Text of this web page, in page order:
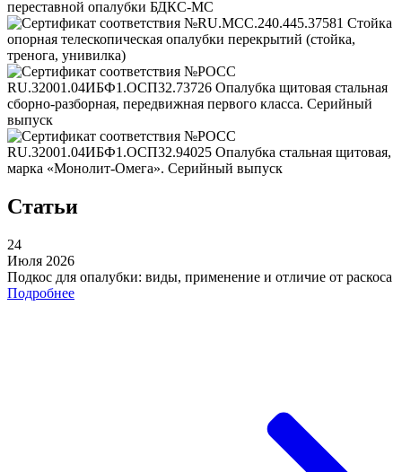
Статьи
24
Июля 2026
Подкос для опалубки: виды, применение и отличие от раскоса
Подробнее